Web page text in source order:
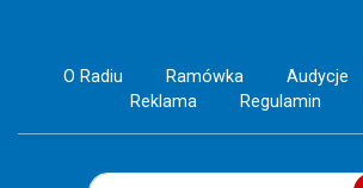
O Radiu Ramówka Audycje
Reklama
Regulamin